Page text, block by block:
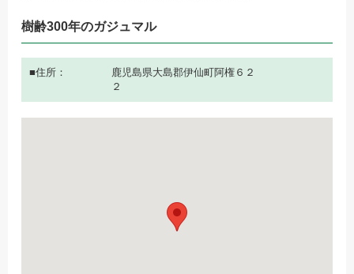
樹齢300年のガジュマル
住所
鹿児島県大島郡伊仙町阿権６２
２